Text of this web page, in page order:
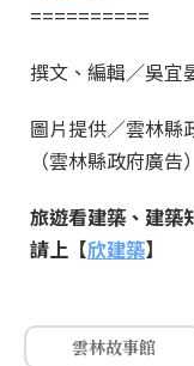
==========
撰文、編輯／吳宜
圖片提供／雲林縣
（雲林縣政府廣告）
旅遊看建築、建築
請上【欣建築】
雲林故事館